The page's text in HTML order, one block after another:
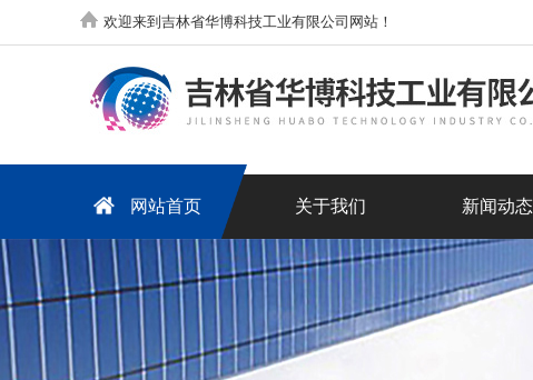
欢迎来到吉林省华博科技工业有限公司网站！
网站首页 关于我们 新闻动态